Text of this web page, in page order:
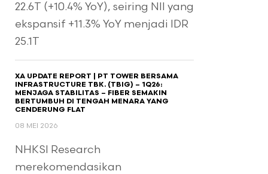
22.6T (+10.4% YoY), seiring NII yang
ekspansif +11.3% YoY menjadi IDR
25.1T
XA UPDATE REPORT | PT TOWER BERSAMA
INFRASTRUCTURE TBK. (TBIG) – 1Q26:
MENJAGA STABILITAS – FIBER SEMAKIN
BERTUMBUH DI TENGAH MENARA YANG
CENDERUNG FLAT
08 MEI 2026
NHKSI Research
merekomendasikan